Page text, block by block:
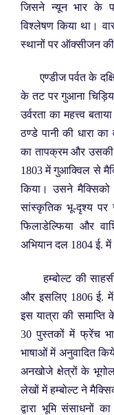
जिसने न्यून भार के
विश्लेषण किया था।
स्थानों पर ऑक्सीजन की
एण्डीज पर्वत के
के तट पर गुआना
उर्वरता का महत्त्व
ठण्डे पानी की धारा
का तापक्रम और उसकी
1803 में गुआक्विल से
किया। उसने मैक्सिको
सांस्कृतिक भू-दृश्य पर
फिलाडेल्फिया और
अभियान दल 1804 ई.
हम्बोल्ट की
और इसलिए 1806 ई. में
इस यात्रा की
30 पुस्तकों में फ्रेंच
भाषाओं में अनुवादित
अनखोजे क्षेत्रों के
लेखों में हम्बोल्ट ने
द्वारा भूमि संसाधनों